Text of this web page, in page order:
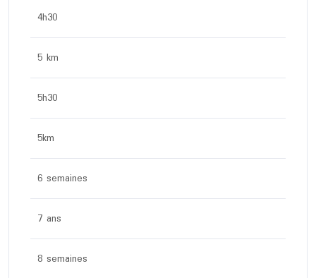
4h30
5 km
5h30
5km
6 semaines
7 ans
8 semaines